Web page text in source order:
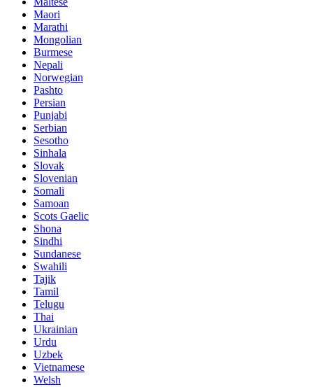
Maori
Marathi
Mongolian
Burmese
Nepali
Norwegian
Pashto
Persian
Punjabi
Serbian
Sesotho
Sinhala
Slovak
Slovenian
Somali
Samoan
Scots Gaelic
Shona
Sindhi
Sundanese
Swahili
Tajik
Tamil
Telugu
Thai
Ukrainian
Urdu
Uzbek
Vietnamese
Welsh